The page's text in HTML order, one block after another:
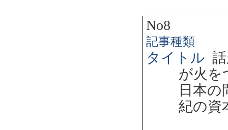
No8
記事種類
タイトル
が火を
日本
紀の資